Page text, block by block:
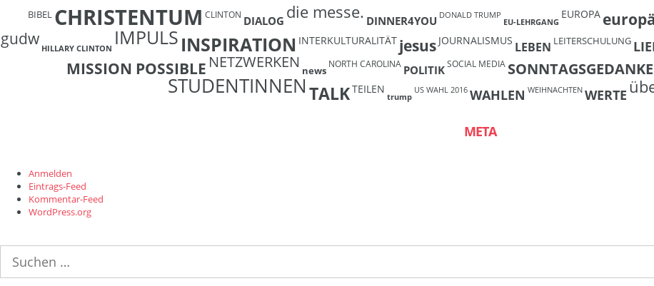
BIBEL CHRISTENTUM CLINTON DIALOG die messe. DINNER4YOU DONALD TRUMP
EU-LEHRGANG
EUROPA
gudw HILLARY CLINTON IMPULSINSPIRATION INTERKULTURALITÄT jesus JOURNALISMUS LEBEN LEITERSCHULUNG
MISSION POSSIBLE NETZWERKEN news
NORTH CAROLINA POLITIKSOCIAL MEDIA
STUDENTINNENTALKTEILEN
trump
US WAHL 2016 WAHLEN WEIHNACHTEN WERTE
META
Anmelden
Eintrags-Feed
Kommentar-Feed
WordPress.org
nach: